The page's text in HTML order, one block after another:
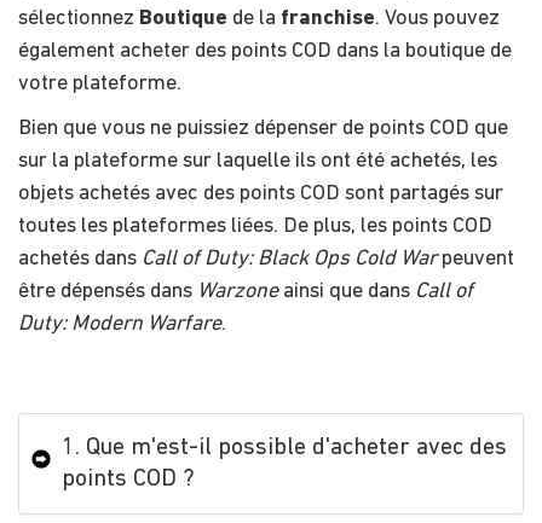
sélectionnez ​​ Boutique de la franchise​​. Vous pouvez
également acheter des points COD dans la boutique de
votre plateforme.
Bien que vous ne puissiez dépenser de points COD que
sur la plateforme sur laquelle ils ont été achetés, les
objets achetés avec des points COD sont partagés sur
toutes les plateformes liées. De plus, les points COD
achetés dans ​​ Call of Duty: Black Ops Cold War​​ peuvent
être dépensés dans ​​ Warzone​​ ainsi que dans ​​ Call of
Duty: Modern Warfare​​.
1. Que m'est-il possible d'acheter avec des
points COD ?